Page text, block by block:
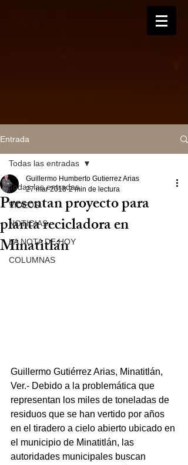
Entrada
Todas las entradas
VIDEOS
NOTICIAS
LA NOTA DE HOY
COLUMNAS
Todas las entradas
Presentan proyecto para
planta recicladora en
Minatitlán
Guillermo Humberto Gutierrez Arias
27 mar 2018 2 min de lectura
Guillermo Gutiérrez Arias, Minatitlán,
Ver.- Debido a la problemática que
representan los miles de toneladas de
residuos que se han vertido por años
en el tiradero a cielo abierto ubicado en
el municipio de Minatitlán, las
autoridades municipales buscan